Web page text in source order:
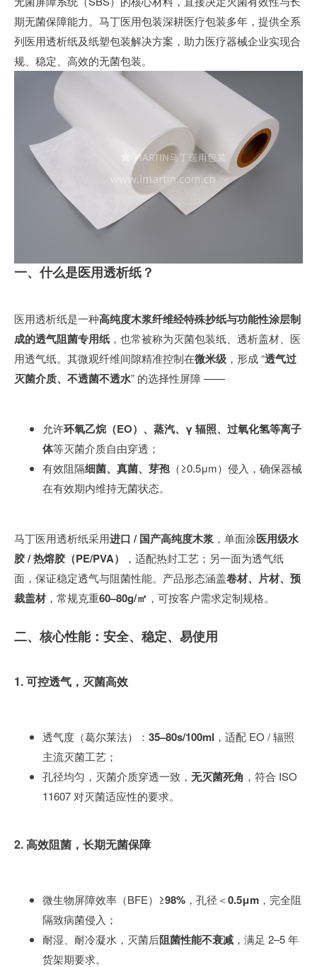
期无菌保障能力。马丁医用包装深耕医疗包装多年，提供全系
列医用透析纸及纸塑包装解决方案，助力医疗器械企业实现合
规、稳定、高效的无菌包装。
一、什么是医用透析纸？
医用透析纸是一种高纯度木浆纤维经特殊抄纸与功能性涂层制
成的透气阻菌专用纸 ，也常被称为灭菌包装纸、透析盖材、医
用透气纸。其微观纤维间隙精准控制在微米级 ，形成 “透气过
灭菌介质、不透菌不透水” 的选择性屏障 ——
允许环氧乙烷（EO）、蒸汽、γ 辐照、过氧化氢等离子
体等灭菌介质自由穿透；
有效阻隔细菌、真菌、芽孢 （≥0.5μm）侵入，确保器械
在有效期内维持无菌状态。
马丁医用透析纸采用进口 / 国产高纯度木浆 ，单面涂医用级水
胶 / 热熔胶（PE/PVA）
，适配热封工艺；另一面为透气纸
面，保证稳定透气与阻菌性能。产品形态涵盖卷材、片材、预
裁盖材，常规克重60–80g/㎡ ，可按客户需求定制规格。
二、核心性能：安全、稳定、易使用
1. 可控透气，灭菌高效
透气度（葛尔莱法）： 35–80s/100ml ，适配 EO / 辐照
主流灭菌工艺；
孔径均匀，灭菌介质穿透一致， 无灭菌死角 ，符合 ISO
11607 对灭菌适应性的要求。
2. 高效阻菌，长期无菌保障
微生物屏障效率（BFE）≥98% ，孔径＜0.5μm ，完全阻
隔致病菌侵入；
耐湿、耐冷凝水，灭菌后阻菌性能不衰减 ，满足 2–5 年
货架期要求。